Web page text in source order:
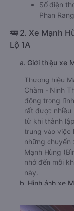
Số điện
Phan
🚌 2. Xe Mạnh
Lộ 1A
a. Giới thiệu xe
Thương hiệu
Chàm - Ninh
động trong
rất được nhiều
từ khi thành
trung vào việc
những chuyến
Mạnh Hùng
nhớ đến mỗi
này.
b. Hình ảnh xe